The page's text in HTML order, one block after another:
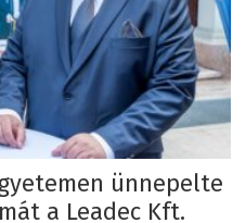
ünnepelte
a Leadec Kft.